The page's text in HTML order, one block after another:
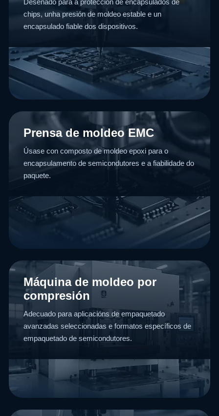
Deseñado para a protección de encapsulados de
chips, unha presión de moldeo estable e un
encapsulado fiable dos dispositivos.
Prensa de moldeo EMC
Úsase con composto de moldeo epoxi para o
encapsulamento de semicondutores e a fiabilidade do
paquete.
Máquina de moldeo por
compresión
Adecuado para aplicacións de empaquetado
avanzadas seleccionadas e formatos específicos de
empaquetado de semicondutores.